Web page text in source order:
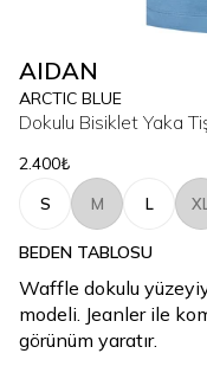
AIDAN
ARCTIC BLUE
Dokulu Bisiklet Yaka
2.400₺
S M L XL
BEDEN TABLOSU
Waffle dokulu
modeli. Jeanler ile
görünüm yaratır.